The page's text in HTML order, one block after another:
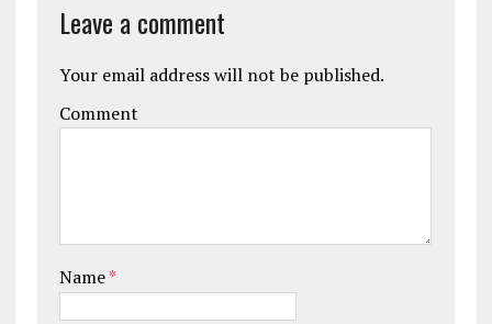
Leave a comment
Your email address will not be published.
Comment
Name*